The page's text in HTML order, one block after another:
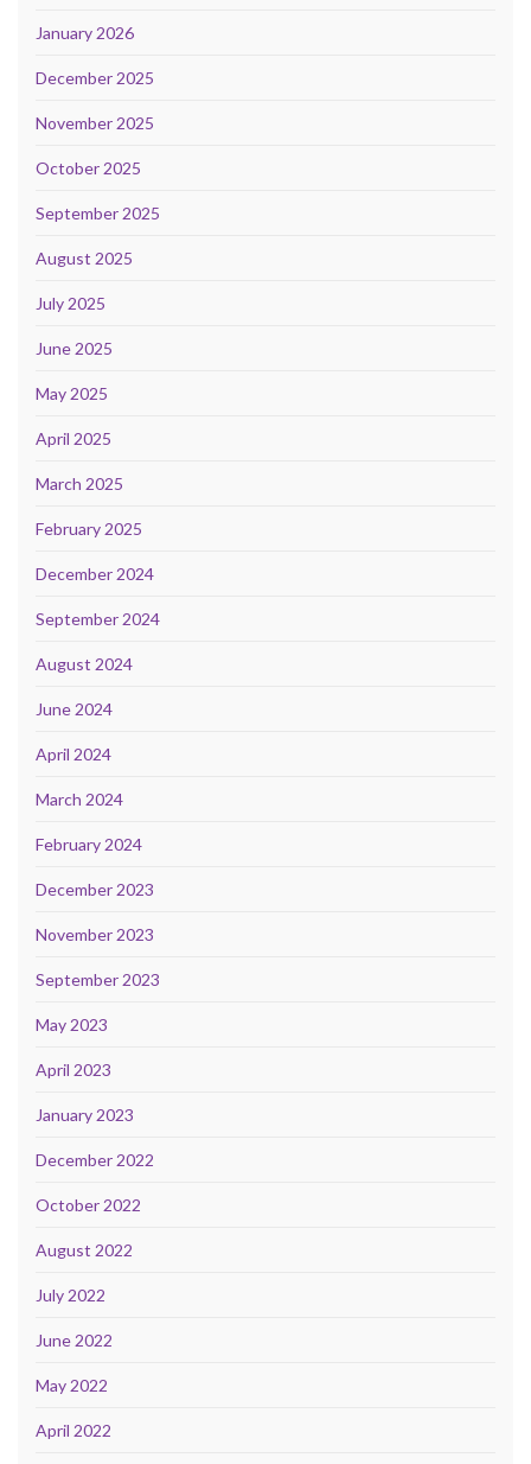
January 2026
December 2025
November 2025
October 2025
September 2025
August 2025
July 2025
June 2025
May 2025
April 2025
March 2025
February 2025
December 2024
September 2024
August 2024
June 2024
April 2024
March 2024
February 2024
December 2023
November 2023
September 2023
May 2023
April 2023
January 2023
December 2022
October 2022
August 2022
July 2022
June 2022
May 2022
April 2022